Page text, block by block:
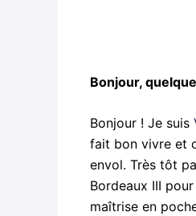
Bonjour,
Bonjour ! Je suis
fait bon vivre et
envol. Très tôt
Bordeaux III
maîtrise en